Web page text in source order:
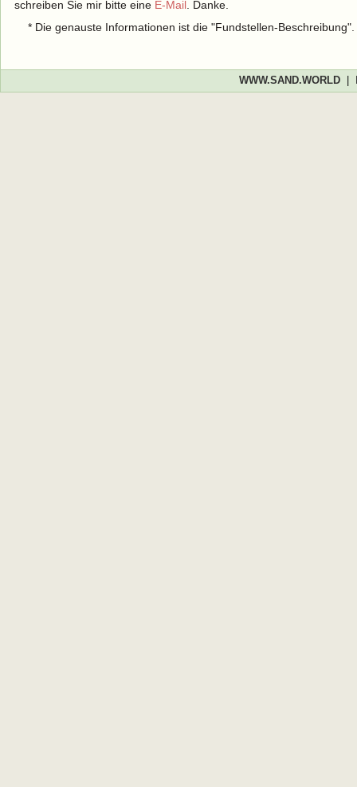
schreiben Sie mir bitte eine E-Mail . Danke.
* Die genauste Informationen ist die "Fundstellen-
WWW.SAND.WORLD|